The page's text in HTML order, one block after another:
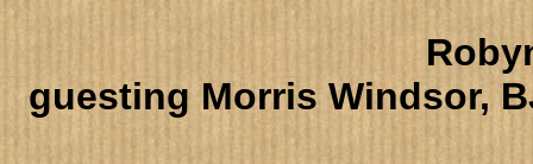
guesting Morris Windsor,